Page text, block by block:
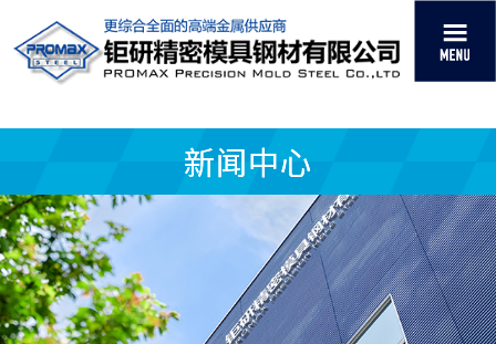
新闻中心